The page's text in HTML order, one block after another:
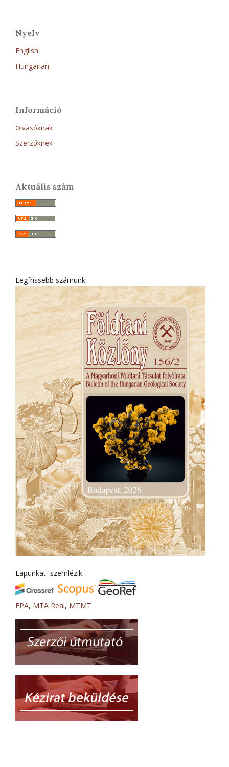
Nyelv
English
Hungarian
Információ
Olvasóknak
Szerzőknek
Aktuális szám
Legfrissebb számunk:
Lapunkat szemlézik:
EPA, MTA Real, MTMT